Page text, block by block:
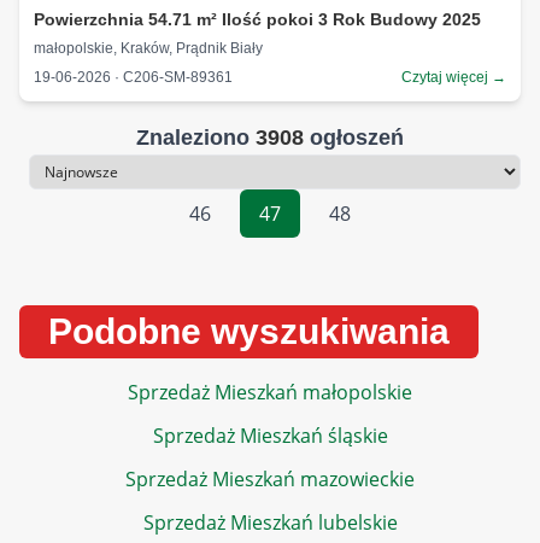
Powierzchnia 54.71 m² Ilość pokoi 3 Rok Budowy 2025
małopolskie, Kraków, Prądnik Biały
19-06-2026 · C206-SM-89361
Czytaj więcej →
Znaleziono 3908 ogłoszeń
Sortowanie
46
47 48
Podobne wyszukiwania
Sprzedaż Mieszkań małopolskie
Sprzedaż Mieszkań śląskie
Sprzedaż Mieszkań mazowieckie
Sprzedaż Mieszkań lubelskie